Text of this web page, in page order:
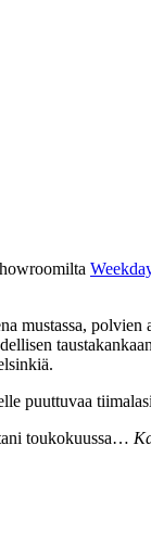
mustassa,
puuttuvaa
toukokuussa…